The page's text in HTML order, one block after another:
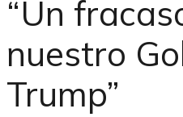
“Un
nuestro
Trump”